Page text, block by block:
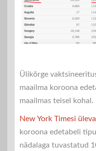
Ülikõrge
maailma koroona
maailmas teisel kohal.
New York Timesi
koroona edetabeli
nädalaga tuvastatud